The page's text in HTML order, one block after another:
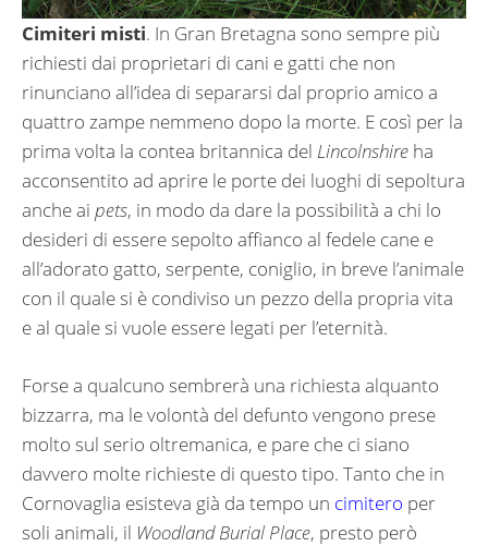
Cimiteri misti. In Gran Bretagna sono sempre più
richiesti dai proprietari di cani e gatti che non
rinunciano all’idea di separarsi dal proprio amico a
quattro zampe nemmeno dopo la morte. E così per la
prima volta la contea britannica del Lincolnshire ha
acconsentito ad aprire le porte dei luoghi di sepoltura
anche ai pets, in modo da dare la possibilità a chi lo
desideri di essere sepolto affianco al fedele cane e
all’adorato gatto, serpente, coniglio, in breve l’animale
con il quale si è condiviso un pezzo della propria vita
e al quale si vuole essere legati per l’eternità.
Forse a qualcuno sembrerà una richiesta alquanto
bizzarra, ma le volontà del defunto vengono prese
molto sul serio oltremanica, e pare che ci siano
davvero molte richieste di questo tipo. Tanto che in
Cornovaglia esisteva già da tempo un cimitero per
soli animali, il Woodland Burial Place, presto però